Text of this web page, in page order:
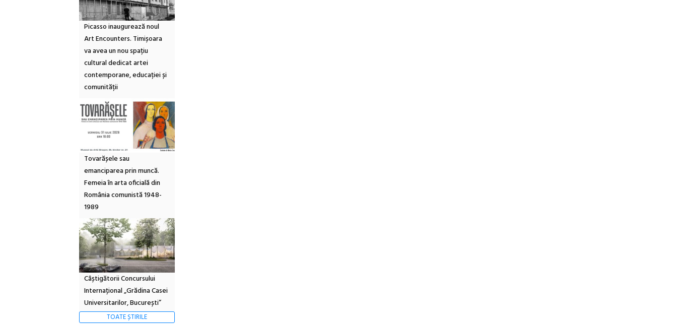
Picasso inaugurează noul
Art Encounters. Timișoara
va avea un nou spațiu
cultural dedicat artei
contemporane, educației și
comunității
Tovarășele sau
emanciparea prin muncă.
Femeia în arta oficială din
România comunistă 1948-
1989
Câștigătorii Concursului
Internațional „Grădina Casei
Universitarilor, București”
TOATE ȘTIRILE